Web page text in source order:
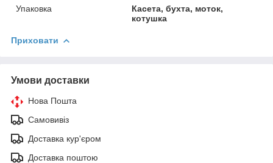
Упаковка
Касета, бухта, моток,
котушка
Приховати
Умови доставки
Нова Пошта
Самовивіз
Доставка кур'єром
Доставка поштою